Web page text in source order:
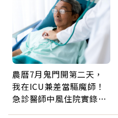
農曆7月鬼門開第二天，
我在ICU兼差當驅魔師！
急診醫師中風住院實錄：